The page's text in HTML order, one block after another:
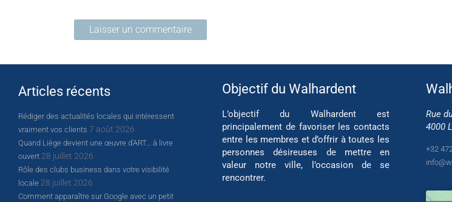
Articles récents
Rédiger des actualités locales qui intéressent
vraiment vos clients 7 août 2026
Quand Liège devient une œuvre d’ART… à livre
ouvert 28 juillet 2026
Rôle des clubs business dans votre visibilité
locale 28 juillet 2026
Comment apparaître sur Google avec un petit
Objectif du Walhardent
L’objectif du Walhardent est
principalement de favoriser les contacts
entre les membres et d’offrir à toutes les
personnes désireuses de mettre en
valeur notre ville, l’occasion de se
rencontrer.
Rue
4000
+32